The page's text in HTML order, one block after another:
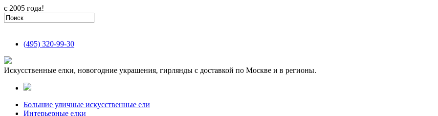
с 2005 года!
(495) 320-99-30
Искусственные елки, новогодние украшения, гирлянды с доставкой по Москве и в регионы.
Большие уличные искусственные ели
Интерьерные елки